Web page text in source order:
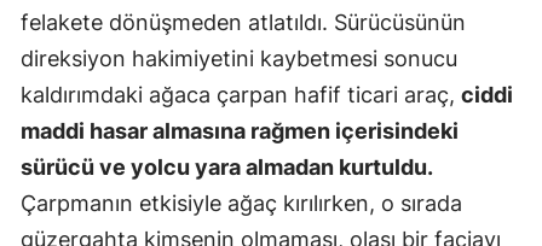
felakete dönüşmeden atlatıldı. Sürücüsünün
direksiyon hakimiyetini kaybetmesi sonucu
kaldırımdaki ağaca çarpan hafif ticari araç, ciddi
maddi hasar almasına rağmen içerisindeki
sürücü ve yolcu yara almadan kurtuldu.
Çarpmanın etkisiyle ağaç kırılırken, o sırada
güzergahta kimsenin olmaması, olası bir faciayı